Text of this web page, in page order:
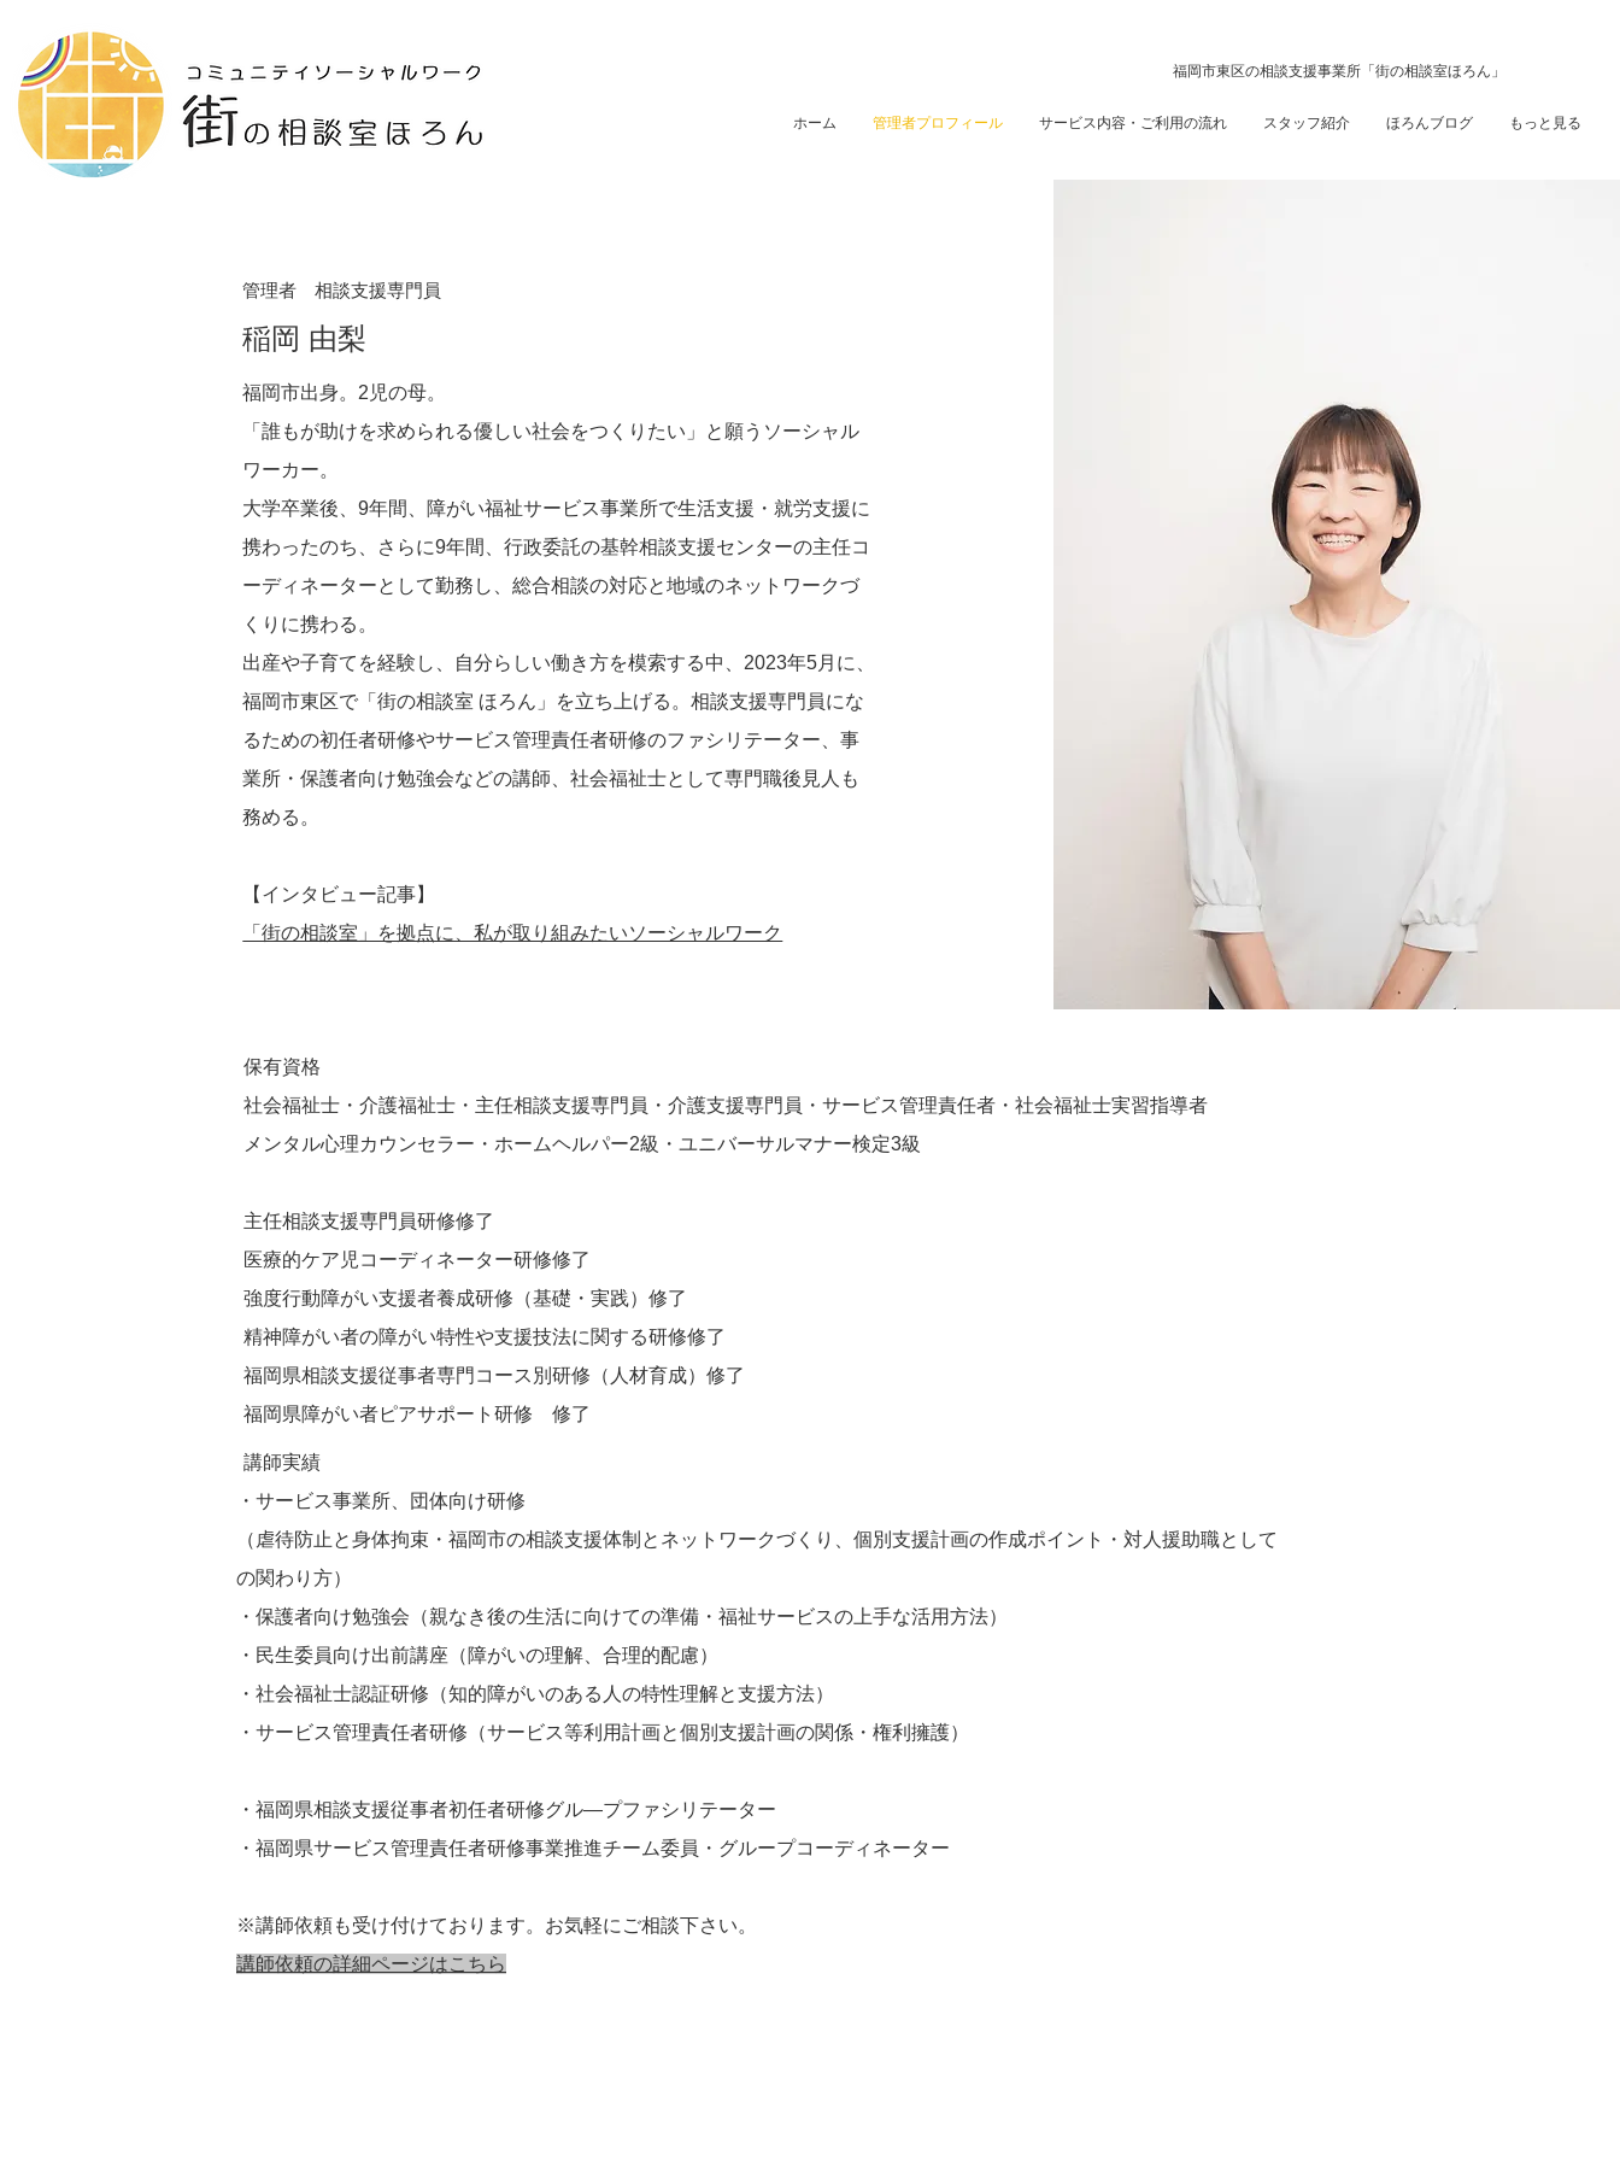
福岡市東区の相談支援事業所「街の相談室ほろん」
ホーム 管理者プロフィール サービス内容・ご利用の流れ スタッフ紹介 ほろんブログ もっと見る
管理者 相談支援専門員
稲岡 由梨
福岡市出身。2児の母。
「誰もが助けを求められる優しい社会をつくりたい」と願うソーシャル
ワーカー。
大学卒業後、9年間、障がい福祉サービス事業所で生活支援・就労支援に
携わったのち、さらに9年間、行政委託の基幹相談支援センターの主任コ
ーディネーターとして勤務し、総合相談の対応と地域のネットワークづ
くりに携わる。
出産や子育てを経験し、自分らしい働き方を模索する中、2023年5月に、
福岡市東区で「街の相談室 ほろん」を立ち上げる。相談支援専門員にな
るための初任者研修やサービス管理責任者研修のファシリテーター、事
業所・保護者向け勉強会などの講師、社会福祉士として専門職後見人も
務める。
​【インタビュー記事】
「街の相談室」を拠点に、私が取り組みたいソーシャルワーク
保有資格
社会福祉士・介護福祉士・主任相談支援専門員・介護支援専門員・サービス管理責任者・社会福祉士実習指導者
メンタル心理カウンセラー・ホームヘルパー2級・ユニバーサルマナー検定3級
主任相談支援専門員研修修了
医療的ケア児コーディネーター研修修了
強度行動障がい支援者養成研修（基礎・実践）修了
精神障がい者の障がい特性や支援技法に関する研修修了
福岡県相談支援従事者専門コース別研修（人材育成）修了
福岡県障がい者ピアサポート研修 修了
講師実績
・サービス事業所、団体向け研修
（虐待防止と身体拘束・福岡市の相談支援体制とネットワークづくり、個別支援計画の作成ポイント・対人援助職として
の関わり方）
・保護者向け勉強会（親なき後の生活に向けての準備・福祉サービスの上手な活用方法）
・民生委員向け出前講座（障がいの理解、合理的配慮）
・社会福祉士認証研修（知的障がいのある人の特性理解と支援方法）
・サービス管理責任者研修（サービス等利用計画と個別支援計画の関係・権利擁護）
・福岡県相談支援従事者初任者研修グル―プファシリテーター
・福岡県サービス管理責任者研修事業推進チーム委員・グループコーディネーター
※講師依頼も受け付けております。お気軽にご相談下さい。
講師依頼の詳細ページはこちら